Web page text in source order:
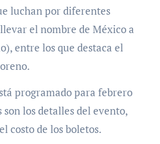
luchan por diferentes
el nombre de México a
entre los que destaca el
programado para febrero
son los detalles del evento,
costo de los boletos.